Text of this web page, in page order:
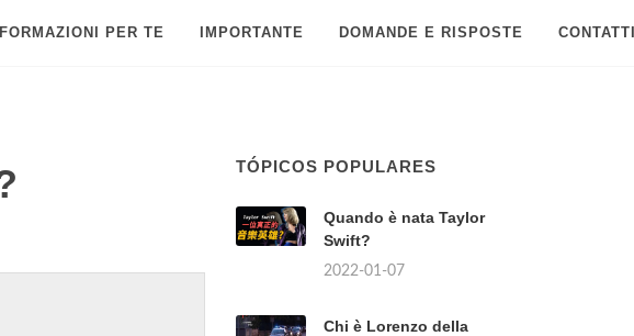
PER TE IMPORTANTE DOMANDE E RISPOSTE
TÓPICOS POPULARES
Quando è nata Taylor
Swift?
2022-01-07
Chi è Lorenzo della